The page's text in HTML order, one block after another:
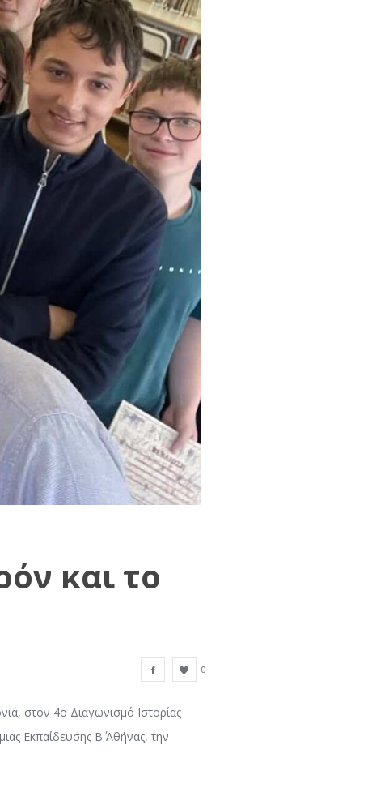
και το
0
στον 4ο Διαγωνισμό Ιστορίας
Εκπαίδευσης Β΄ Αθήνας, την